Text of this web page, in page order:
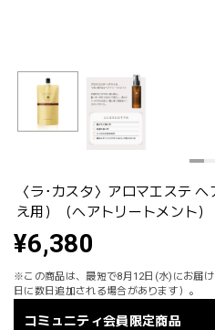
〈ラ･カスタ〉アロマエステ
え用）（ヘアトリートメント
¥6,380
※この商品は、最短で8月12日(水)にお届
日に数日追加される場合があります）。
コミュニティ会員限定商品